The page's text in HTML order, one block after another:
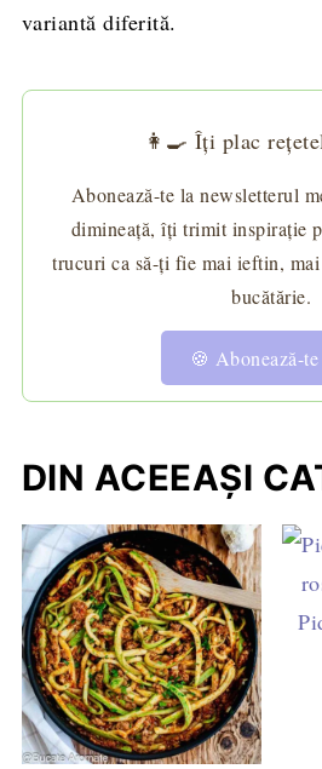
variantă diferită.
👩‍🍳 Îți plac
Abonează-te la newsletterul
dimineață, îți trimit inspirație
trucuri ca să-ți fie mai ieftin,
bucătărie.
🍪 Abonează-
DIN ACEEAȘI